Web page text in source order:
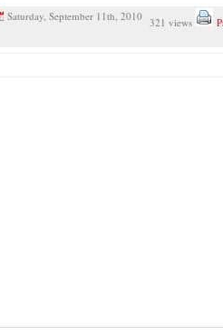
Saturday, September 11th, 2010 321 views